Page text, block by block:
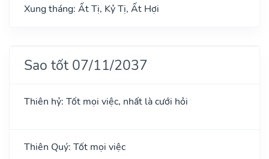
Xung tháng: Ất Tị, Kỷ Tị, Ất Hợi
Sao tốt 07/11/2037
Thiên hỷ: Tốt mọi việc, nhất là cưới hỏi
Thiên Quý: Tốt mọi việc